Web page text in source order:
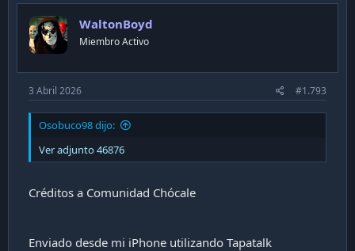
WaltonBoyd
Miembro Activo
3 Abril 2026 #1.793
Osobuco98 dijo:
Ver adjunto 46876
Créditos a Comunidad Chócale
Enviado desde mi iPhone utilizando Tapatalk